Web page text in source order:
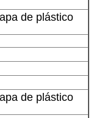
de plástico
de plástico